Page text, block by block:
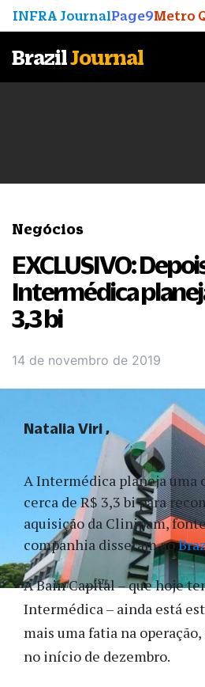
INFRA JournalPage9Metro
BrazilJournal
Negócios
EXCLUSIVO:
Intermédica
3,3 bi
14 de novembro de 2019
A Intermédica planeja uma
cerca de R$ 3,3 bi para
aquisição da Clinipam,
companhia disseram ao
A Bain Capital – que hoje
Intermédica – ainda está
mais uma fatia na
no início de dezembro.
Natalia Viri